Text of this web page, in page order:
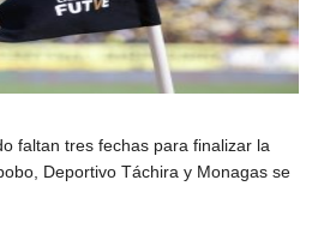
faltan tres fechas para finalizar la
Deportivo Táchira y Monagas se